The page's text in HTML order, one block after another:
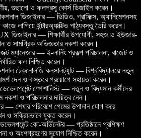
গুছানো ও ফলপ্রসূ কোর্স ডিজাইন করেন।
ডিজাইনার — ভিডিও, গ্রাফিক্স, অ্যানিমেশনসহ
কাজে লাগিয়ে ইন্টারঅ্যাক্টিভ পাঠ্যবস্তু তৈরি করেন।
UX ডিজাইনার — শিক্ষার্থীর উপযোগী, সহজ ও ইউজার-
ও সামগ্রিক অভিজ্ঞতার নকশা করেন।
ম্যানেজার — ই-লার্নিং প্রকল্প পরিচালনা, বাজেট ও
ফল নিশ্চিত করেন।
টেকনোলজি কনসালট্যান্ট — বিশ্ববিদ্যালয়ে নতুন
দেন ও বাস্তবে প্রয়োগে সহায়তা করেন।
ডেভেলপমেন্ট স্পেশালিস্ট — নতুন ও বিদ্যমান কর্মীদের
ও পরিচালনার দায়িত্ব নেন।
— শেখার পরিবেশে গেমের উপাদান যোগ করে
ও সক্রিয়ভাবে যুক্ত করেন।
কো-অর্ডিনেটর — প্রতিষ্ঠানে প্রশিক্ষণ
ও অংশগ্রহণের সুযোগ নিশ্চিত করেন।